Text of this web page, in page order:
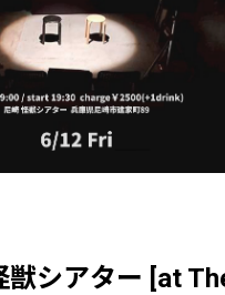
獣シアター [at